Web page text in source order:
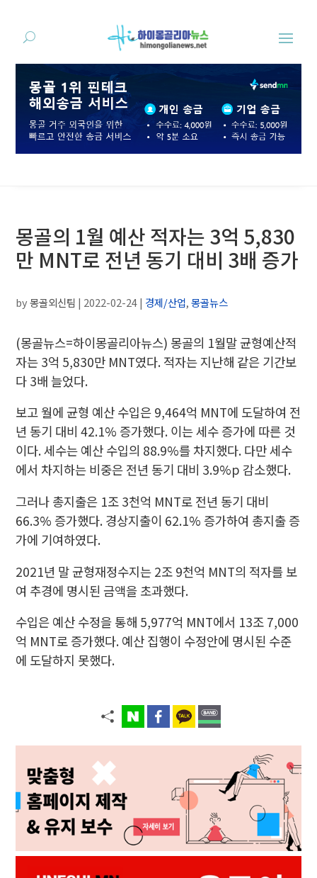
몽골의 1월 예산 적자는 3억 5,830
만 MNT로 전년 동기 대비 3배 증가
by몽골외신팀 | 2022-02-24| 경제/산업,몽골뉴스
(몽골뉴스=하이몽골리아뉴스) 몽골의 1월말 균형예산적
자는 3억 5,830만 MNT였다. 적자는 지난해 같은 기간보
다 3배 늘었다.
보고 월에 균형 예산 수입은 9,464억 MNT에 도달하여 전
년 동기 대비 42.1% 증가했다. 이는 세수 증가에 따른 것
이다.세수는 예산 수입의 88.9%를 차지했다. 다만 세수
에서 차지하는 비중은 전년 동기 대비 3.9%p 감소했다.
그러나 총지출은 1조 3천억 MNT로 전년 동기 대비
66.3% 증가했다. 경상지출이 62.1% 증가하여 총지출 증
가에 기여하였다.
2021년 말 균형재정수지는 2조 9천억 MNT의 적자를 보
여 추경에 명시된 금액을 초과했다.
수입은 예산 수정을 통해 5,977억 MNT에서 13조 7,000
억 MNT로 증가했다. 예산 집행이 수정안에 명시된 수준
에 도달하지 못했다.